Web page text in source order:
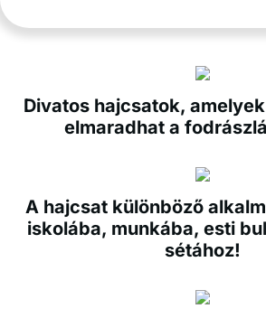
Divatos hajcsatok,
elmaradhat a
A hajcsat különböző
iskolába, munkába, esti
sétához!